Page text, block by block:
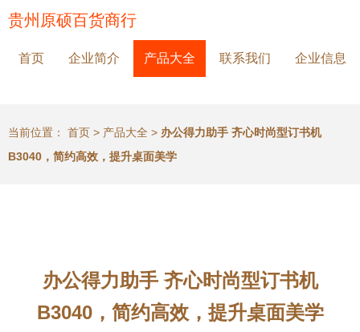
贵州原硕百货商行
首页 企业简介 产品大全 联系我们 企业信息
当前位置： 首页 > 产品大全 > 办公得力助手 齐心时尚型订书机
B3040，简约高效，提升桌面美学
办公得力助手 齐心时尚型订书机
B3040，简约高效，提升桌面美学